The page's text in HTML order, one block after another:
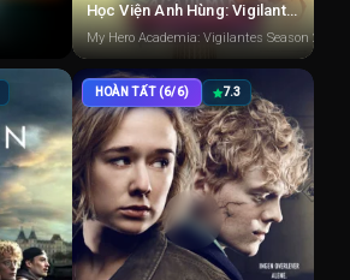
Học Viện Anh Hùng: Vigilantes 2
My Hero Academia: Vigilantes Season 2
HOÀN TẤT (6/6) 7.3